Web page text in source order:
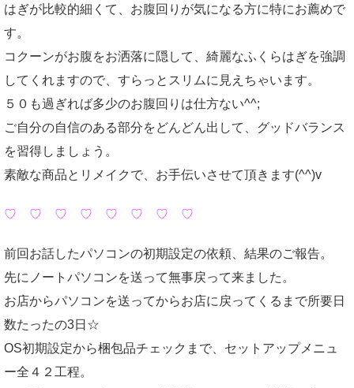
はぎが比較的細くて、お腹回りが気になる方に特にお薦めで
す。
コクーンがお腹をお洒落に隠して、綺麗なふくらはぎを強調
してくれますので、すらっとスリムに見えちゃいます。
５０も過ぎれば多少のお腹回りは仕方ない^^;
ご自分の自信のある部分をどんどん出して、グッドバランス
を習得しましょう。
素敵な商品とリメイクで、お手伝いさせて頂きます(^^)v
♡ ♡ ♡ ♡ ♡ ♡ ♡ ♡
前回お話したパソコンの初期設定の依頼、結果のご報告。
先にノートパソコンを送って無事戻って来ました。
お店からパソコンを送ってからお店に戻ってくるまで所要日
数たったの3日☆
OS初期設定から梱包品チェックまで、セットアップメニュ
ー全４２工程。